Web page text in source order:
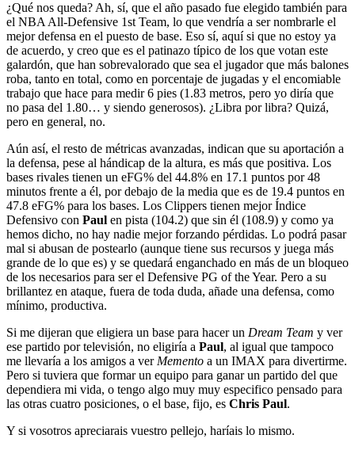
¿Qué nos queda? Ah, sí, que el año pasado fue elegido también para
el NBA All-Defensive 1st Team, lo que vendría a ser nombrarle el
mejor defensa en el puesto de base. Eso sí, aquí si que no estoy ya
de acuerdo, y creo que es el patinazo típico de los que votan este
galardón, que han sobrevalorado que sea el jugador que más balones
roba, tanto en total, como en porcentaje de jugadas y el encomiable
trabajo que hace para medir 6 pies (1.83 metros, pero yo diría que
no pasa del 1.80… y siendo generosos). ¿Libra por libra? Quizá,
pero en general, no.
Aún así, el resto de métricas avanzadas, indican que su aportación a
la defensa, pese al hándicap de la altura, es más que positiva. Los
bases rivales tienen un eFG% del 44.8% en 17.1 puntos por 48
minutos frente a él, por debajo de la media que es de 19.4 puntos en
47.8 eFG% para los bases. Los Clippers tienen mejor Índice
Defensivo con Paul en pista (104.2) que sin él (108.9) y como ya
hemos dicho, no hay nadie mejor forzando pérdidas. Lo podrá pasar
mal si abusan de postearlo (aunque tiene sus recursos y juega más
grande de lo que es) y se quedará enganchado en más de un bloqueo
de los necesarios para ser el Defensive PG of the Year. Pero a su
brillantez en ataque, fuera de toda duda, añade una defensa, como
mínimo, productiva.
Si me dijeran que eligiera un base para hacer un Dream Team y ver
ese partido por televisión, no eligiría a Paul, al igual que tampoco
me llevaría a los amigos a ver Memento a un IMAX para divertirme.
Pero si tuviera que formar un equipo para ganar un partido del que
dependiera mi vida, o tengo algo muy muy especifico pensado para
las otras cuatro posiciones, o el base, fijo, es Chris Paul.
Y si vosotros apreciarais vuestro pellejo, haríais lo mismo.